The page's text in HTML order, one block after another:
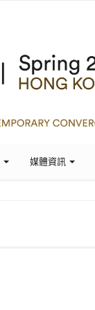
媒體資訊